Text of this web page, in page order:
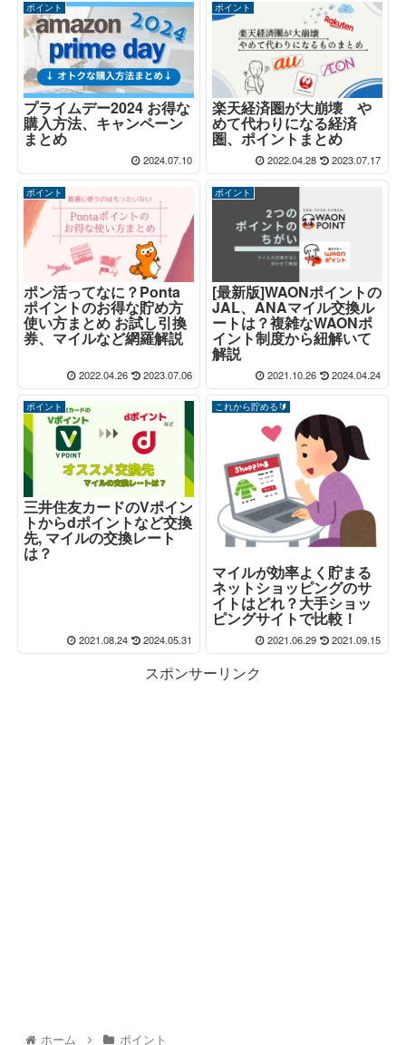
ポイント
プライムデー2024 お得な
購入方法、キャンペーン
まとめ
2024.07.10
ポイント
楽天経済圏が大崩壊 や
めて代わりになる経済
圏、ポイントまとめ
2022.04.28 2023.07.17
ポイント
ポン活ってなに？Ponta
ポイントのお得な貯め方
使い方まとめ お試し引換
券、マイルなど網羅解説
2022.04.26 2023.07.06
ポイント
[最新版]WAONポイントの
JAL、ANAマイル交換ル
ートは？複雑なWAONポ
イント制度から紐解いて
解説
2021.10.26 2024.04.24
ポイント
三井住友カードのVポイン
トからdポイントなど交換
先, マイルの交換レート
は？
2021.08.24 2024.05.31
これから貯める🔰
マイルが効率よく貯まる
ネットショッピングのサ
イトはどれ？大手ショッ
ピングサイトで比較！
2021.06.29 2021.09.15
スポンサーリンク
ホーム ポイント